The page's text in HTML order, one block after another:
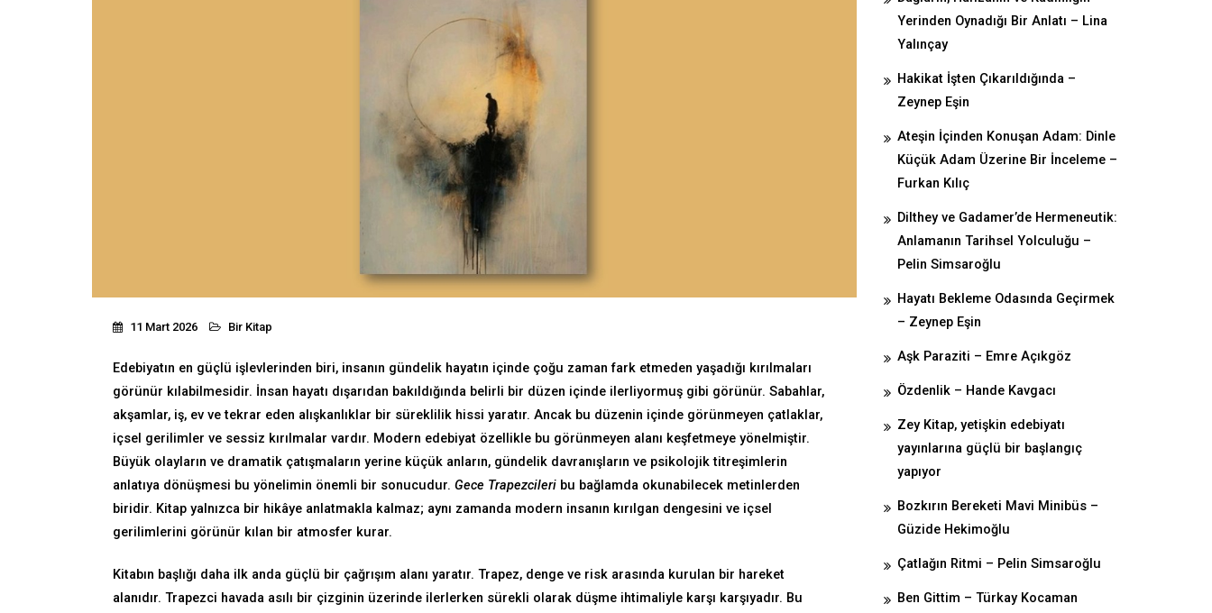
11 Mart 2026 Bir Kitap
Edebiyatın en güçlü işlevlerinden biri, insanın gündelik hayatın içinde çoğu zaman fark etmeden yaşadığı kırılmaları
görünür kılabilmesidir. İnsan hayatı dışarıdan bakıldığında belirli bir düzen içinde ilerliyormuş gibi görünür. Sabahlar,
akşamlar, iş, ev ve tekrar eden alışkanlıklar bir süreklilik hissi yaratır. Ancak bu düzenin içinde görünmeyen çatlaklar,
içsel gerilimler ve sessiz kırılmalar vardır. Modern edebiyat özellikle bu görünmeyen alanı keşfetmeye yönelmiştir.
Büyük olayların ve dramatik çatışmaların yerine küçük anların, gündelik davranışların ve psikolojik titreşimlerin
anlatıya dönüşmesi bu yönelimin önemli bir sonucudur. Gece Trapezcileri bu bağlamda okunabilecek metinlerden
biridir. Kitap yalnızca bir hikâye anlatmakla kalmaz; aynı zamanda modern insanın kırılgan dengesini ve içsel
gerilimlerini görünür kılan bir atmosfer kurar.
Kitabın başlığı daha ilk anda güçlü bir çağrışım alanı yaratır. Trapez, denge ve risk arasında kurulan bir hareket
alanıdır. Trapezci havada asılı bir çizginin üzerinde ilerlerken sürekli olarak düşme ihtimaliyle karşı karşıyadır. Bu
Yerinden Oynadığı Bir Anlatı – Lina
Yalınçay
Hakikat İşten Çıkarıldığında –
Zeynep Eşin
Ateşin İçinden Konuşan Adam: Dinle
Küçük Adam Üzerine Bir İnceleme –
Furkan Kılıç
Dilthey ve Gadamer’de Hermeneutik:
Anlamanın Tarihsel Yolculuğu –
Pelin Simsaroğlu
Hayatı Bekleme Odasında Geçirmek
– Zeynep Eşin
Aşk Paraziti – Emre Açıkgöz
Özdenlik – Hande Kavgacı
Zey Kitap, yetişkin edebiyatı
yayınlarına güçlü bir başlangıç
yapıyor
Bozkırın Bereketi Mavi Minibüs –
Güzide Hekimoğlu
Çatlağın Ritmi – Pelin Simsaroğlu
Ben Gittim – Türkay Kocaman